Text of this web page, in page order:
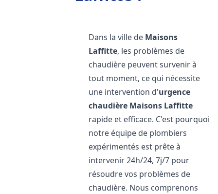
Dans la ville de Maisons
Laffitte, les problèmes de
chaudière peuvent survenir à
tout moment, ce qui nécessite
une intervention d'urgence
chaudière Maisons Laffitte
rapide et efficace. C'est pourquoi
notre équipe de plombiers
expérimentés est prête à
intervenir 24h/24, 7j/7 pour
résoudre vos problèmes de
chaudière. Nous comprenons